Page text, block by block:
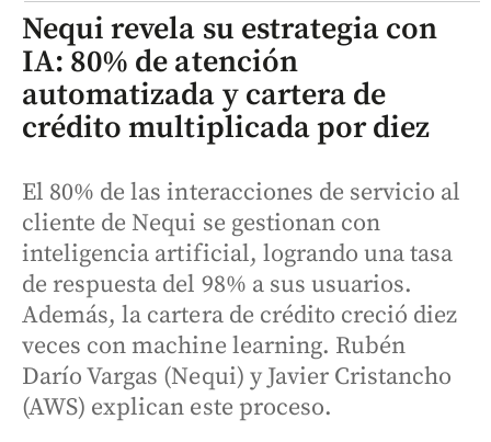
Nequi revela su estrategia con
IA: 80% de atención
automatizada y cartera de
crédito multiplicada por diez
El 80% de las interacciones de servicio al
cliente de Nequi se gestionan con
inteligencia artificial, logrando una tasa
de respuesta del 98% a sus usuarios.
Además, la cartera de crédito creció diez
veces con machine learning. Rubén
Darío Vargas (Nequi) y Javier Cristancho
(AWS) explican este proceso.